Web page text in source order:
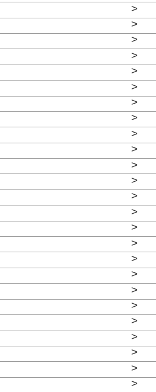
>
>
>
>
>
>
>
>
>
>
>
>
>
>
>
>
>
>
>
>
>
>
>
>
>